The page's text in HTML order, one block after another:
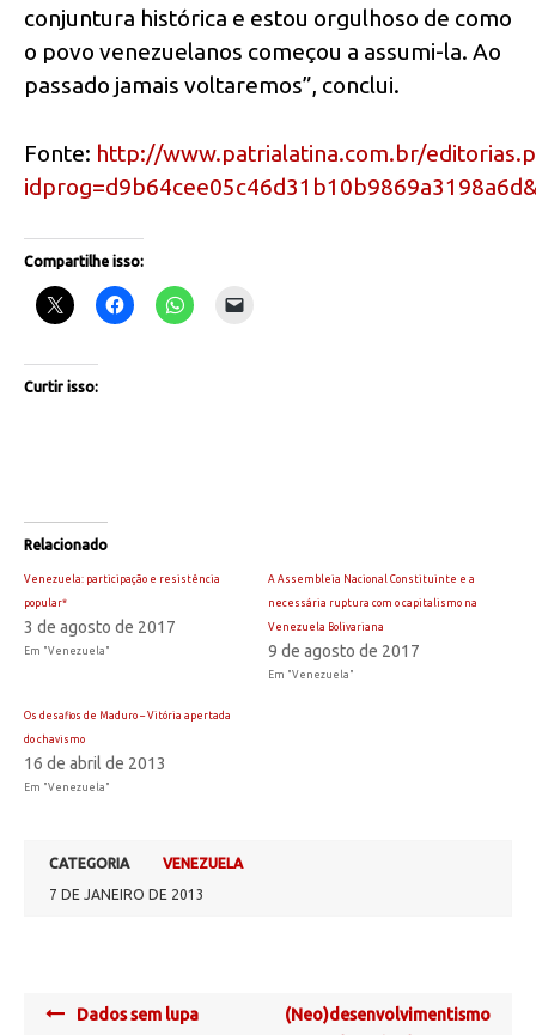
conjuntura histórica e estou orgulhoso de como
o povo venezuelanos começou a assumi-la. Ao
passado jamais voltaremos”, conclui.
Fonte: http://www.patrialatina.com.br/
Compartilhe isso:
Curtir isso:
Relacionado
Venezuela: participação e resistência
popular*
3 de agosto de 2017
Em "Venezuela"
A Assembleia Nacional Constituinte e a
necessária ruptura com o capitalismo na
Venezuela Bolivariana
9 de agosto de 2017
Em "Venezuela"
Os desafios de Maduro – Vitória apertada
do chavismo
16 de abril de 2013
Em "Venezuela"
CATEGORIA
VENEZUELA
7 DE JANEIRO DE 2013
PostDados sem lupa
(Neo)desenvolvimentismo